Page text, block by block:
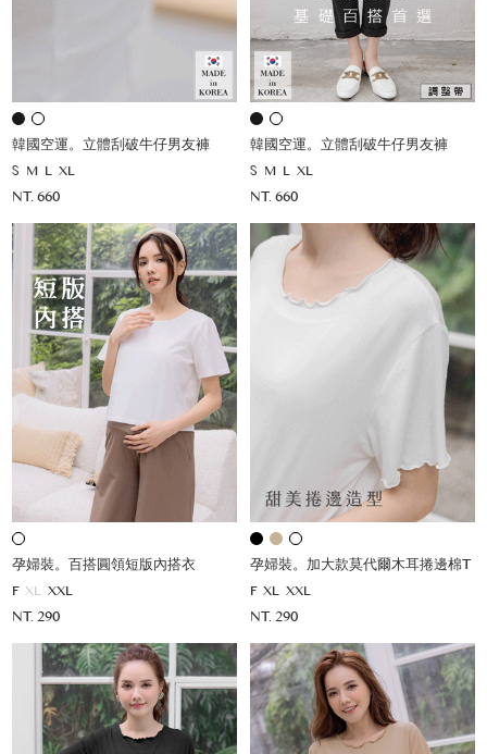
韓國空運。立體刮破牛仔男友褲
S M L XL
NT. 660
韓國空運。立體刮破牛仔男友褲
S M L XL
NT. 660
孕婦裝。百搭圓領短版內搭衣
F XL XXL
NT. 290
孕婦裝。加大款莫代爾木耳捲邊棉T
F XL XXL
NT. 290